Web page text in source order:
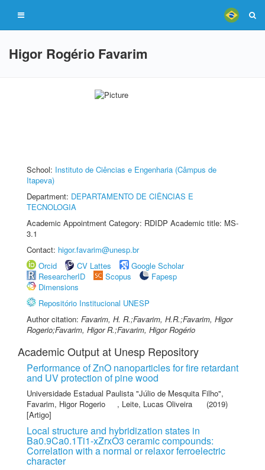
Higor Rogério Favarim
School: Instituto de Ciências e Engenharia (Câmpus de
Itapeva)
Department: DEPARTAMENTO DE CIÊNCIAS E
TECNOLOGIA
Academic Appointment Category: RDIDP Academic title: MS-
3.1
Contact: higor.favarim@unesp.br
Orcid
CV Lattes
Google Scholar
ResearcherID
Scopus
Fapesp
Dimensions
Repositório Institucional UNESP
Author citation: Favarim, H. R.;Favarim, H.R.;Favarim, Higor
Rogerio;Favarim, Higor R.;Favarim, Higor Rogério
Academic Output at Unesp Repository
Performance of ZnO nanoparticles for fire retardant
and UV protection of pine wood
Universidade Estadual Paulista "Júlio de Mesquita Filho",
Favarim, Higor Rogerio
, Leite, Lucas Oliveira
(2019)
[Artigo]
Local structure and hybridization states in
Ba0.9Ca0.1Ti1-xZrxO3 ceramic compounds:
Correlation with a normal or relaxor ferroelectric
character